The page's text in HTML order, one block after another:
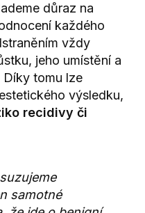
důraz na
každého
vždy
jeho umístění a
tomu lze
výsledku,
recidivy či
samotné